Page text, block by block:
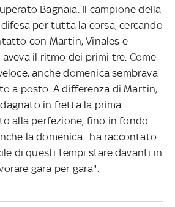
Bagnaia. Il campione della
per tutta la corsa, cercando
con Martin, Vinales e
il ritmo dei primi tre. Come
anche domenica sembrava
a posto. A differenza di Martin,
in fretta la prima
alla perfezione, fino in fondo.
la domenica . ha raccontato
di questi tempi stare davanti in
gara per gara".